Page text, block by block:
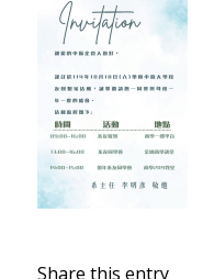
Share this entry